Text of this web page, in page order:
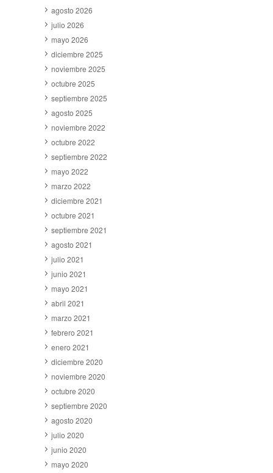
agosto 2026
julio 2026
mayo 2026
diciembre 2025
noviembre 2025
octubre 2025
septiembre 2025
agosto 2025
noviembre 2022
octubre 2022
septiembre 2022
mayo 2022
marzo 2022
diciembre 2021
octubre 2021
septiembre 2021
agosto 2021
julio 2021
junio 2021
mayo 2021
abril 2021
marzo 2021
febrero 2021
enero 2021
diciembre 2020
noviembre 2020
octubre 2020
septiembre 2020
agosto 2020
julio 2020
junio 2020
mayo 2020